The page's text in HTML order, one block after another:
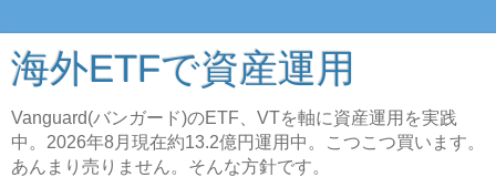
海外ETFで資産運用
Vanguard(バンガード)のETF、VTを軸に資産運用を実践
中。2026年8月現在約13.2億円運用中。こつこつ買います。
あんまり売りません。そんな方針です。